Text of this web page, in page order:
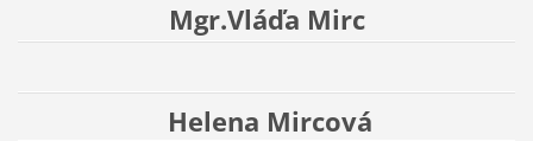
Mgr.Vláďa Mirc
Helena Mircová